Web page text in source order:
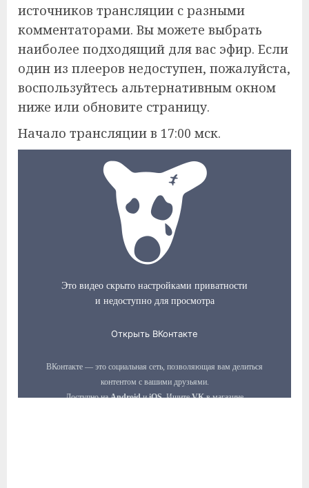
источников трансляции с разными
комментаторами. Вы можете выбрать
наиболее подходящий для вас эфир. Если
один из плееров недоступен, пожалуйста,
воспользуйтесь альтернативным окном
ниже или обновите страницу.
Начало трансляции в 17:00 мск.